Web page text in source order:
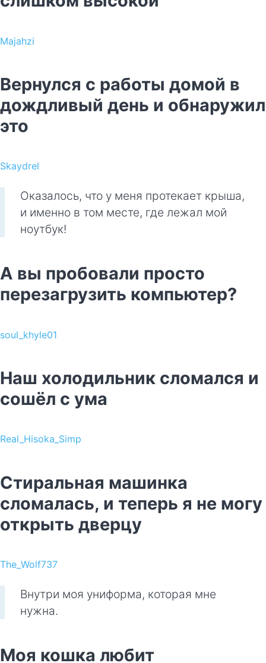
Majahzi
Вернулся с работы домой в
дождливый день и обнаружил
это
Skaydrel
Оказалось, что у меня протекает крыша,
и именно в том месте, где лежал мой
ноутбук!
А вы пробовали просто
перезагрузить компьютер?
soul_khyle01
Наш холодильник сломался и
сошёл с ума
Real_Hisoka_Simp
Стиральная машинка
сломалась, и теперь я не могу
открыть дверцу
The_Wolf737
Внутри моя униформа, которая мне
нужна.
Моя кошка любит